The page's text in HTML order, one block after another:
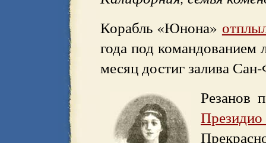
Корабль «Юнона»
года под командованием
месяц достиг залива
Резанов